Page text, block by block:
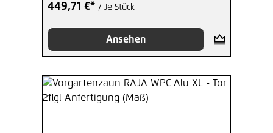
449,71 €* / Je Stück
Ansehen